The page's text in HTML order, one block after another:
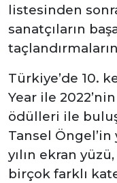
listesinden
sanatçıların
Türkiye’de 10.
Year ile
ödülleri ile
Tansel
yılın ekran
birçok farklı